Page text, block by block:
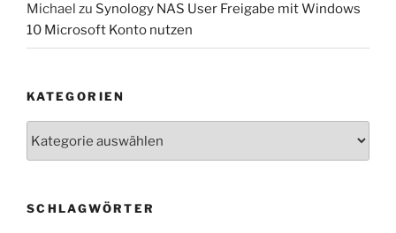
Michael zu Synology NAS User Freigabe mit Windows
10 Microsoft Konto nutzen
KATEGORIEN
SCHLAGWÖRTER